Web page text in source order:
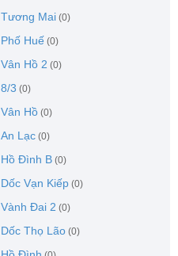
Tương Mai (0)
Phố Huế (0)
Vân Hồ 2 (0)
8/3 (0)
Vân Hồ (0)
An Lạc (0)
Hồ Đình B (0)
Dốc Vạn Kiếp (0)
Vành Đai 2 (0)
Dốc Thọ Lão (0)